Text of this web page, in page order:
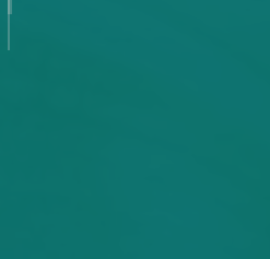
All American Windmill